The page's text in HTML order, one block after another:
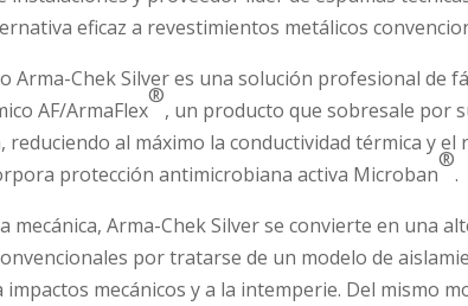
eficaz a revestimientos metálicos
Arma-Chek Silver es una solución profesional de
AF/ArmaFlex
®
, un producto que sobresale por
al máximo la conductividad térmica y el
protección antimicrobiana activa Microban
®
.
mecánica, Arma-Chek Silver se convierte en una
por tratarse de un modelo de
mecánicos y a la intemperie. Del mismo